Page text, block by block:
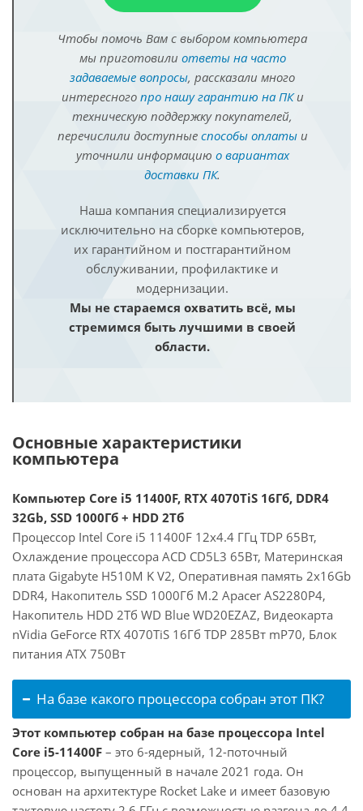
Чтобы помочь Вам с выбором компьютера
мы приготовили ответы на часто
задаваемые вопросы, рассказали много
интересного про нашу гарантию на ПКи
техническую поддержку покупателей,
перечислили доступные способы оплатыи
уточнили информацию о вариантах
доставки ПК.
Наша компания специализируется
исключительно на сборке компьютеров,
их гарантийном и постгарантийном
обслуживании, профилактике и
модернизации.
Мы не стараемся охватить всё, мы
стремимся быть лучшими в своей
области.
Основные характеристики
компьютера
Компьютер Core i5 11400F, RTX 4070TiS 16Гб, DDR4
32Gb, SSD 1000Гб + HDD 2Тб
Процессор Intel Core i5 11400F 12x4.4 ГГц TDP 65Вт,
Охлаждение процессора ACD CD5L3 65Вт, Материнская
плата Gigabyte H510M K V2, Оперативная память 2x16Gb
DDR4, Накопитель SSD 1000Гб M.2 Apacer AS2280P4,
Накопитель HDD 2Тб WD Blue WD20EZAZ, Видеокарта
nVidia GeForce RTX 4070TiS 16Гб TDP 285Вт mP70, Блок
питания ATX 750Вт
На базе какого процессора собран этот ПК?
Этот компьютер собран на базе процессора Intel
Core i5-11400F – это 6-ядерный, 12-поточный
процессор, выпущенный в начале 2021 года. Он
основан на архитектуре Rocket Lake и имеет базовую